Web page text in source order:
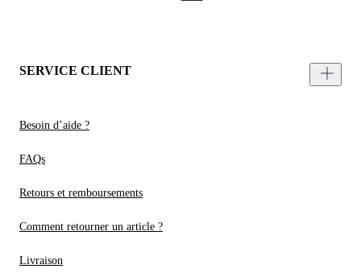
SERVICE CLIENT
Besoin d’aide ?
FAQs
Retours et remboursements
Comment retourner un article ?
Livraison